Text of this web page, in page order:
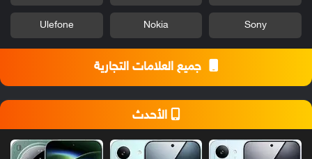
Sony
Nokia
Ulefone
جميع العلامات التجارية
الأحدث